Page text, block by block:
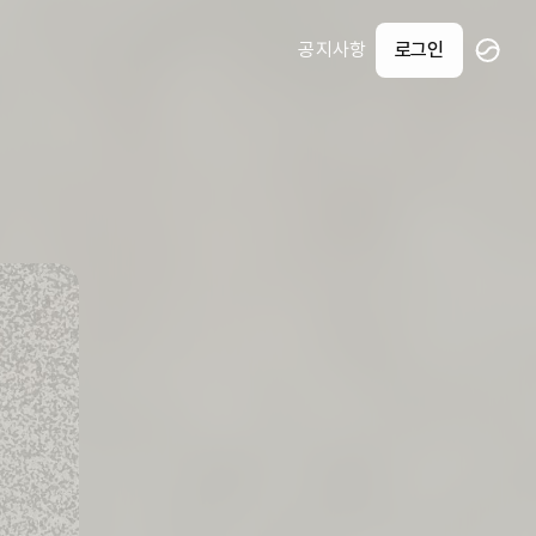
공지사항 로그인